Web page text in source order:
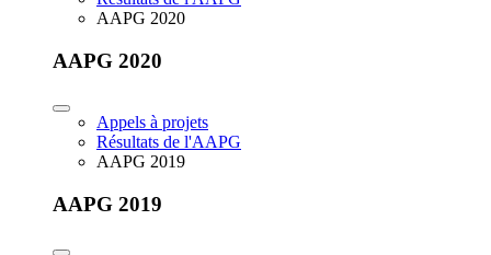
AAPG 2020
AAPG 2020
Appels à projets
Résultats de l'AAPG
AAPG 2019
AAPG 2019